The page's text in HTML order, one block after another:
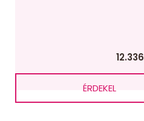
12.336
ÉRDEKEL